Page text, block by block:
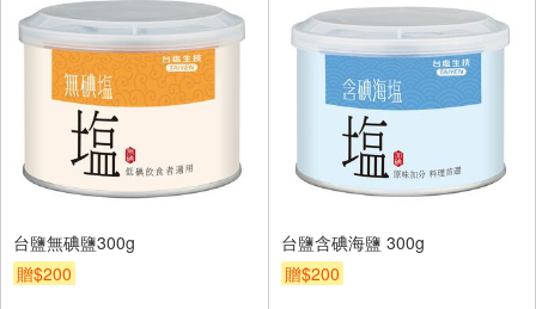
台鹽無碘鹽300g
贈$200
台鹽含碘海鹽 300g
贈$200